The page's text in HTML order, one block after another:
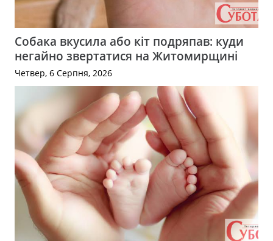
Собака вкусила або кіт подряпав: куди
негайно звертатися на Житомирщині
Четвер, 6 Серпня, 2026